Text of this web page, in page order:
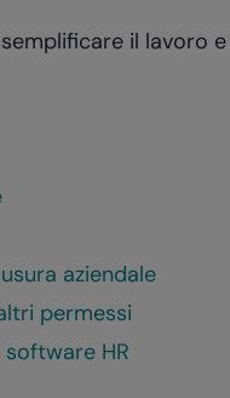
il lavoro
aziendale
permessi
HR